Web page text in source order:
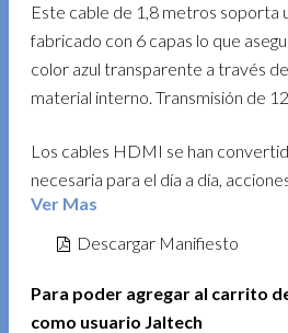
Este cable de 1,8 metros soporta
fabricado con 6 capas lo que
color azul transparente a través
material interno. Transmisión de
Los cables HDMI se han
necesaria para el día a día,
un portátil o computador a un
conexiones de cámaras o
correctamente. El cable HDMI
Jaltech es indispensable en
Ver Mas
Descargar Manifiesto
Para poder agregar al carrito
como usuario Jaltech